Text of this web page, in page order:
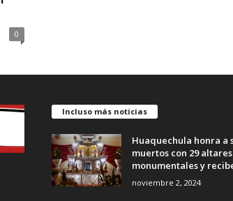
0
Incluso más noticias
Huaquechula honra a
muertos con 29 altares
monumentales y
noviembre 2, 2024